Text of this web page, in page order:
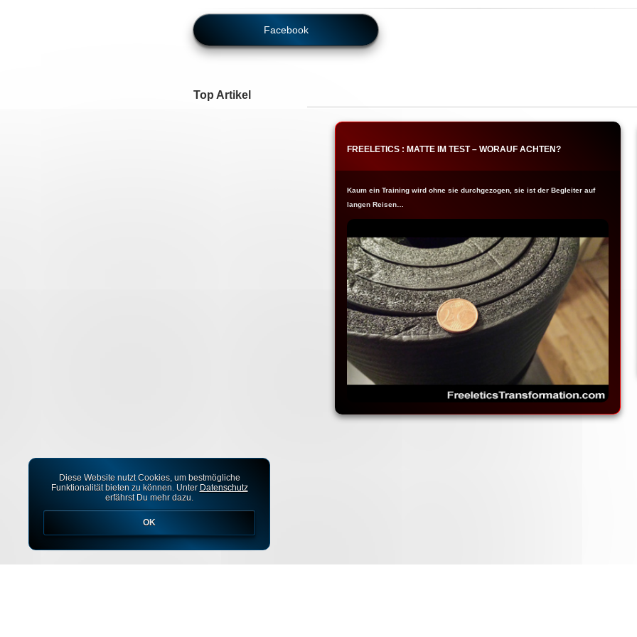
Facebook
Top Artikel
FREELETICS : MATTE IM TEST – WORAUF ACHTEN?
Kaum ein Training wird ohne sie durchgezogen, sie ist der Begleiter auf
langen Reisen…
Diese Website nutzt Cookies, um bestmögliche
Funktionalität bieten zu können. Unter Datenschutz
erfährst Du mehr dazu.
OK